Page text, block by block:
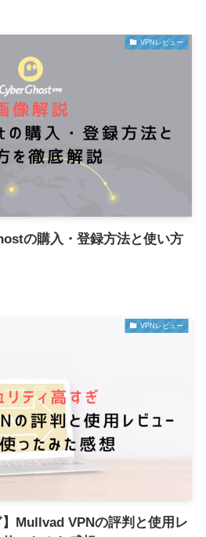
VPNレビュー
の購入・登録方法と使い方
VPNレビュー
】Mullvad VPNの評判と使用レ